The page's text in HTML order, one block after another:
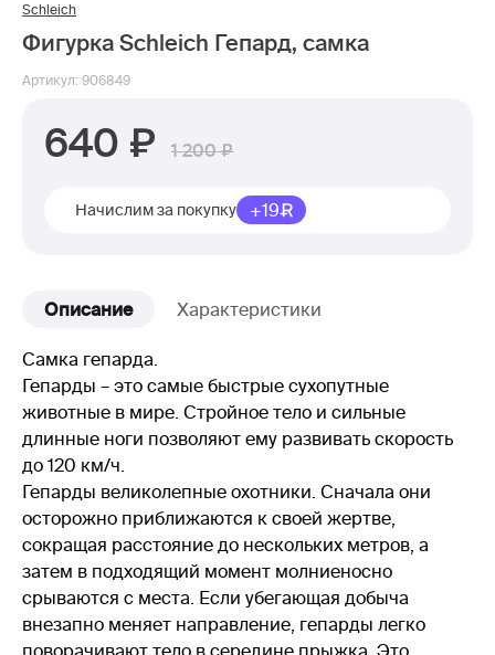
Schleich
Фигурка Schleich Гепард, самка
Артикул: 906849
640 1 200
Начислим за покупку +19
Описание Характеристики
Самка гепарда.
Гепарды – это самые быстрые сухопутные
животные в мире. Стройное тело и сильные
длинные ноги позволяют ему развивать скорость
до 120 км/ч.
Гепарды великолепные охотники. Сначала они
осторожно приближаются к своей жертве,
сокращая расстояние до нескольких метров, а
затем в подходящий момент молниеносно
срываются с места. Если убегающая добыча
внезапно меняет направление, гепарды легко
поворачивают тело в середине прыжка. Это